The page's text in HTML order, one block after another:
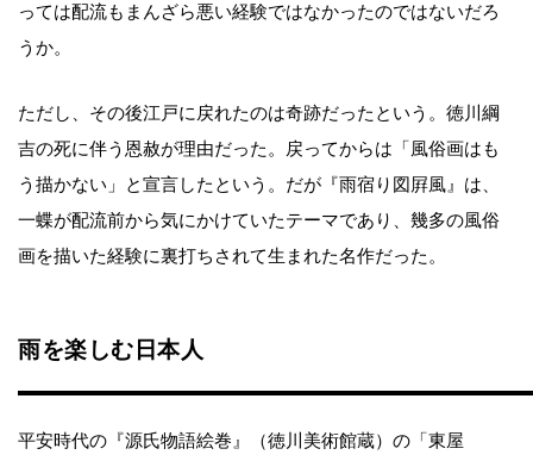
っては配流もまんざら悪い経験ではなかったのではないだろ
うか。
ただし、その後江戸に戻れたのは奇跡だったという。徳川綱
吉の死に伴う恩赦が理由だった。戻ってからは「風俗画はも
う描かない」と宣言したという。だが『雨宿り図屛風』は、
一蝶が配流前から気にかけていたテーマであり、幾多の風俗
画を描いた経験に裏打ちされて生まれた名作だった。
雨を楽しむ日本人
平安時代の『源氏物語絵巻』（徳川美術館蔵）の「東屋